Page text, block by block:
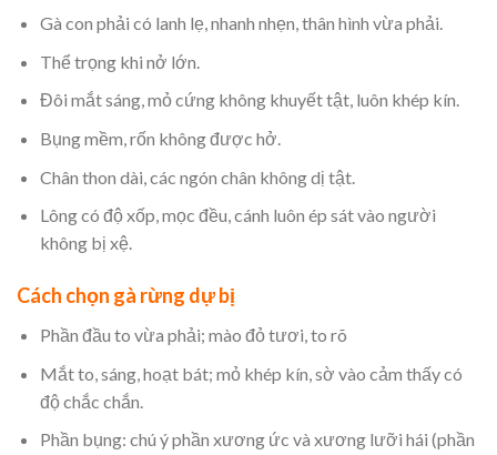
Gà con phải có lanh lẹ, nhanh nhẹn, thân hình vừa phải.
Thể trọng khi nở lớn.
Đôi mắt sáng, mỏ cứng không khuyết tật, luôn khép kín.
Bụng mềm, rốn không được hở.
Chân thon dài, các ngón chân không dị tật.
Lông có độ xốp, mọc đều, cánh luôn ép sát vào người
không bị xệ.
Cách chọn gà rừng dự bị
Phần đầu to vừa phải; mào đỏ tươi, to rõ
Mắt to, sáng, hoạt bát; mỏ khép kín, sờ vào cảm thấy có
độ chắc chắn.
Phần bụng: chú ý phần xương ức và xương lưỡi hái (phần